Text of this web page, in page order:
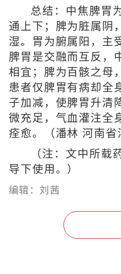
总结：中焦脾胃
通上下；脾为脏属阴
湿。胃为腑属阳，主
脾胃是交融而互反，
相宜；脾为百骸之母
患者仅脾胃有病却全
子加减，使脾胃升清
微充足，气血灌注全
痊愈。（潘林 河南省
（注：文中所载
导下使用。）
编辑：刘茜